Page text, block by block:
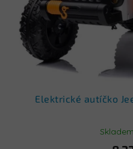
Elektrické autíčko